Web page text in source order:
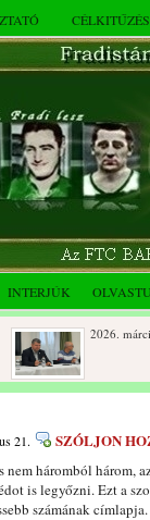
INTERJÚK
2026. márciusi
Rendkívüli közgyűlés
21. SZÓLJON
nem háromból három,
is legyőzni. Ezt a
számának címlapja.